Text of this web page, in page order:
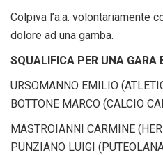
Colpiva l’a.a. volontariamente
dolore ad una gamba.
SQUALIFICA PER UNA GARA
URSOMANNO EMILIO
BOTTONE MARCO (CALCIO
MASTROIANNI CARMINE
PUNZIANO LUIGI